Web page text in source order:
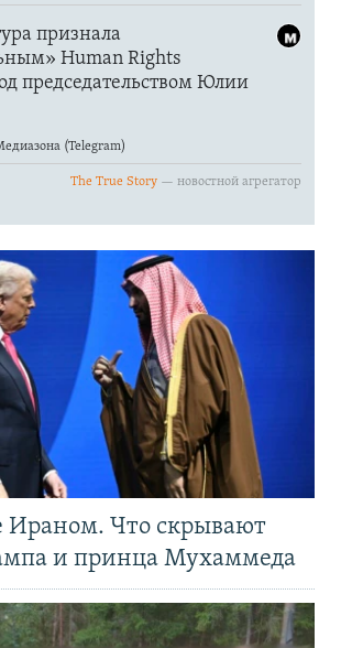
Ираном. Что скрывают
и принца Мухаммеда